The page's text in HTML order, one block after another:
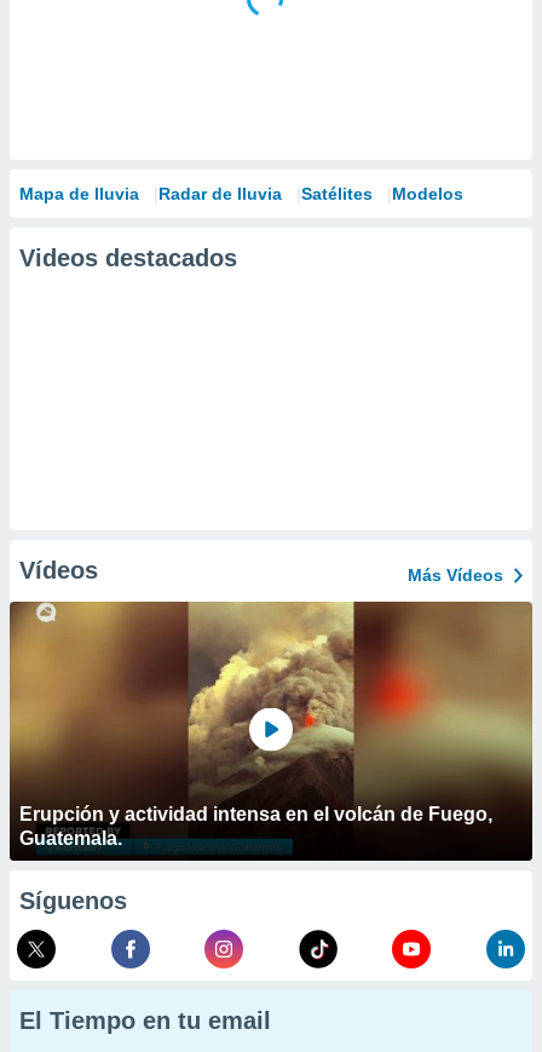
Mapa de lluvia Radar de lluvia Satélites Modelos
Videos destacados
Vídeos Más Vídeos
Erupción y actividad intensa en el volcán de Fuego,
Guatemala.
Síguenos
El Tiempo en tu email